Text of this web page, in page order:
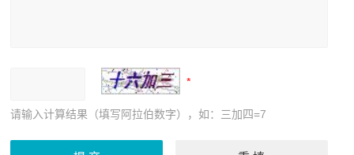
请输入计算结果（填写阿拉伯数字），如：三加四=7